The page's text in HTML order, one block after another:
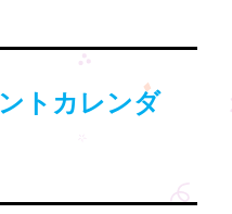
トカレンダ